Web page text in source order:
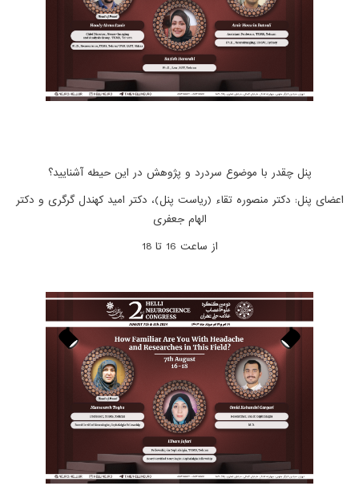
پنل چقدر با موضوع سردرد و پژوهش در این حیطه آشنایید؟
اعضای پنل: دکتر منصوره تقاء (ریاست پنل)، دکتر امید کهندل گرگری و دکتر
الهام جعفری
از ساعت 16 تا 18